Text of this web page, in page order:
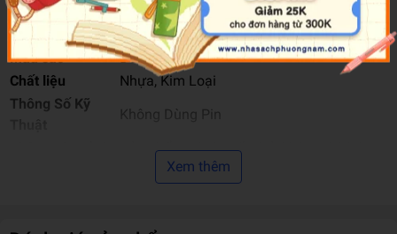
Nơi Gia Công &
Sản Xuất
Trung Quốc
Màu sắc
Đỏ
Chất liệu
Nhựa, Kim Loại
Thông Số Kỹ
Không Dùng Pin
Sản phẩm có chi tiết nhỏ, không thích hợp
cho trẻ dưới 3 tuổi.
Xem thêm